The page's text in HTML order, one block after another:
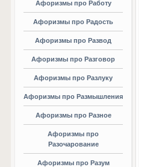
Афоризмы про Работу
Афоризмы про Радость
Афоризмы про Развод
Афоризмы про Разговор
Афоризмы про Разлуку
Афоризмы про Размышления
Афоризмы про Разное
Афоризмы про
Разочарование
Афоризмы про Разум